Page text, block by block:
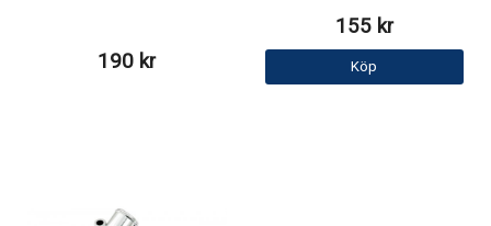
190 kr
155 kr
Köp